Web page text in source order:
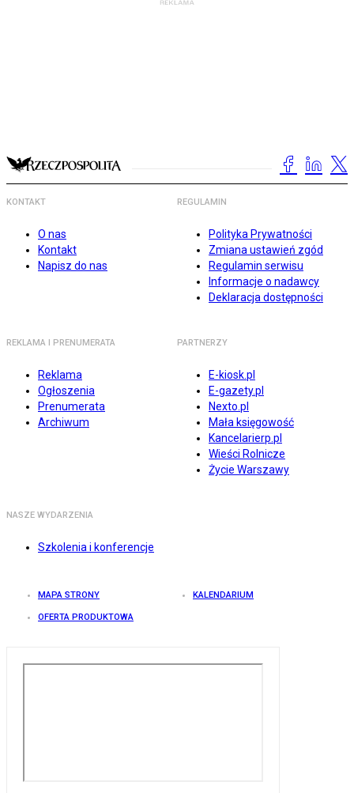
KONTAKT
O nas
Kontakt
Napisz do nas
REGULAMIN
Polityka Prywatności
Zmiana ustawień zgód
Regulamin serwisu
Informacje o nadawcy
Deklaracja dostępności
REKLAMA I PRENUMERATA
Reklama
Ogłoszenia
Prenumerata
Archiwum
PARTNERZY
E-kiosk.pl
E-gazety.pl
Nexto.pl
Mała księgowość
Kancelarierp.pl
Wieści Rolnicze
Życie Warszawy
NASZE WYDARZENIA
Szkolenia i konferencje
MAPA STRONY KALENDARIUM
OFERTA PRODUKTOWA